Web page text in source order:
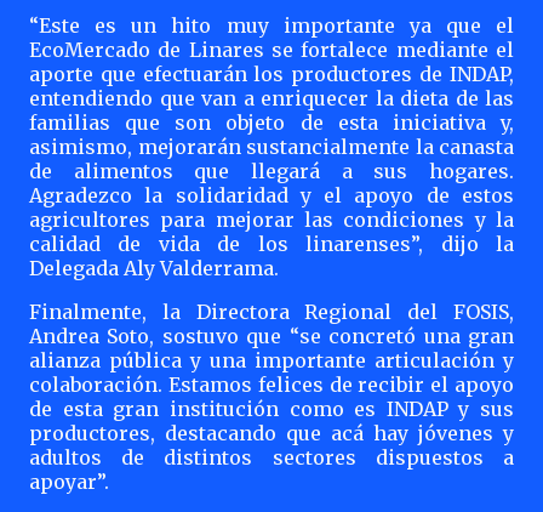
“Este es un hito muy importante ya que el
EcoMercado de Linares se fortalece mediante el
aporte que efectuarán los productores de INDAP,
entendiendo que van a enriquecer la dieta de las
familias que son objeto de esta iniciativa y,
asimismo, mejorarán sustancialmente la canasta
de alimentos que llegará a sus hogares.
Agradezco la solidaridad y el apoyo de estos
agricultores para mejorar las condiciones y la
calidad de vida de los linarenses”, dijo la
Delegada Aly Valderrama.
Finalmente, la Directora Regional del FOSIS,
Andrea Soto, sostuvo que “se concretó una gran
alianza pública y una importante articulación y
colaboración. Estamos felices de recibir el apoyo
de esta gran institución como es INDAP y sus
productores, destacando que acá hay jóvenes y
adultos de distintos sectores dispuestos a
apoyar”.